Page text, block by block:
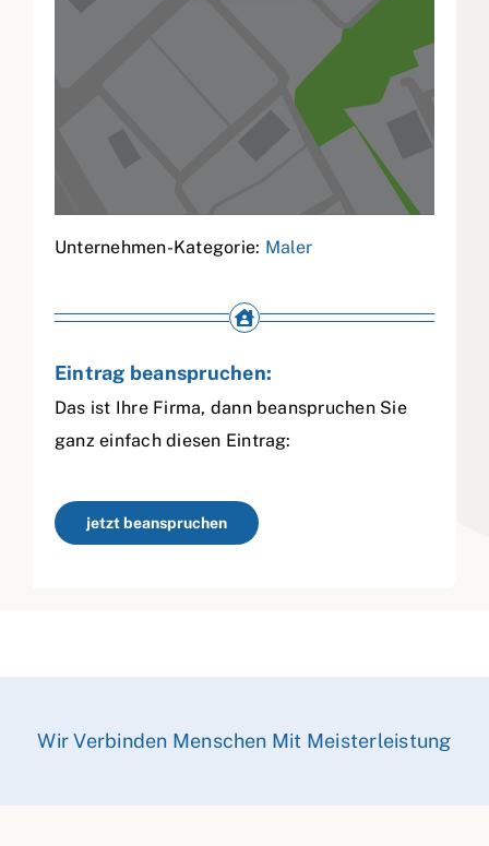
Unternehmen-Kategorie: Maler
Eintrag beanspruchen:
Das ist Ihre Firma, dann beanspruchen Sie
ganz einfach diesen Eintrag:
jetzt beanspruchen
Wir Verbinden Menschen Mit Meisterleistung